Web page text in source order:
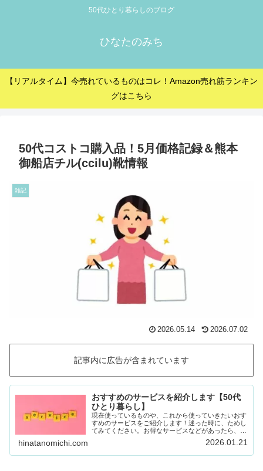
50代ひとり暮らしのブログ
ひなたのみち
【リアルタイム】今売れているものはコレ！Amazon売れ筋ランキン
グはこちら
50代コストコ購入品！5月価格記録＆熊本
御船店チル(ccilu)靴情報
雑記
2026.05.14 2026.07.02
記事内に広告が含まれています
おすすめのサービスを紹介します【50代
ひとり暮らし】
現在使っているものや、これから使っていきたいおす
すめのサービスをご紹介します！迷った時に、ためし
てみてください。お得なサービスなどがあったら、随
時載せていきます！Amazon prime (アマゾンプラ
イム) 30日間の無料体験ができます。…
hinatanomichi.com 2026.01.21